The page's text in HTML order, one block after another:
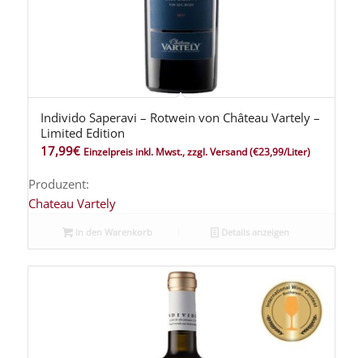
Individo Saperavi – Rotwein von Château Vartely –
Limited Edition
17,99€ Einzelpreis inkl. Mwst., zzgl. Versand(€23,99/Liter)
Produzent:
Chateau Vartely
In den Warenkorb Details anzeigen